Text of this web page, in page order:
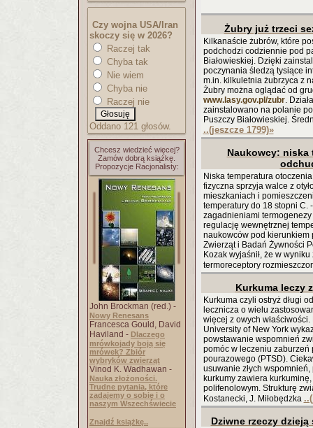
Czy wojna USA/Iran
skoczy się w 2026?
Raczej tak
Chyba tak
Nie wiem
Chyba nie
Raczej nie
Oddano 121 głosów.
Chcesz wiedzieć więcej?
Zamów dobrą książkę.
Propozycje Racjonalisty:
John Brockman (red.) -
Nowy Renesans
Francesca Gould, David
Haviland - Dlaczego
mrówkojady boją się
mrówek? Zbiór
wybryków zwierząt
Vinod K. Wadhawan -
Nauka złożoności.
Trudne pytania, które
zadajemy o sobie i o
naszym Wszechświecie
Znajdź książkę..
Żubry już trzeci
Kilkanaście żubrów, które
podchodzi codziennie pod
Białowieskiej. Dzięki
poczynania śledzą tysiące
m.in. kilkuletnia żubrzyca z
Żubry można oglądać od
www.lasy.gov.pl/zubr.
zainstalowano na polanie
Puszczy Białowieskiej.
..(jeszcze 1799)»
Naukowcy: niska
Niska temperatura
fizyczna sprzyja walce z
mieszkaniach i
temperatury do 18 stopni C.
zagadnieniami
regulację wewnętrznej
naukowców pod kierunkiem
Zwierząt i Badań Żywności
Kozak wyjaśnił, że w
termoreceptory
Kurkuma leczy
Kurkuma czyli ostryż długi
lecznicza o wielu
więcej z owych
University of New York
powstawanie wspomnień
pomóc w leczeniu zaburzeń
pourazowego (PTSD).
usuwanie złych wspomnień,
kurkumy zawiera
polifenolowym. Strukturę
Kostanecki, J. Miłobędzka
Dziwne rzeczy